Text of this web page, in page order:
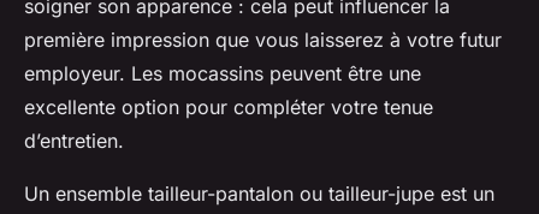
soigner son apparence : cela peut influencer la
première impression que vous laisserez à votre futur
employeur. Les mocassins peuvent être une
excellente option pour compléter votre tenue
d’entretien.
Un ensemble tailleur-pantalon ou tailleur-jupe est un